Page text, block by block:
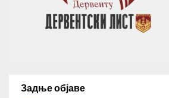
Задње објаве